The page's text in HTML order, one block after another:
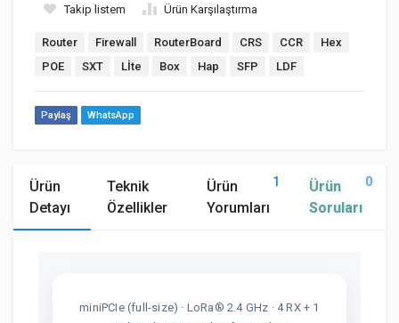
Takip listem Ürün Karşılaştırma
Router Firewall RouterBoard CRS CCR
Hex
POE
SXT Lİte Box Hap SFP LDF
Paylaş WhatsApp
Ürün
Detayı
Teknik
Özellikler
Ürün
Yorumları
1
Ürün
Soruları
0
miniPCIe (full-size) · LoRa® 2.4 GHz · 4 RX + 1